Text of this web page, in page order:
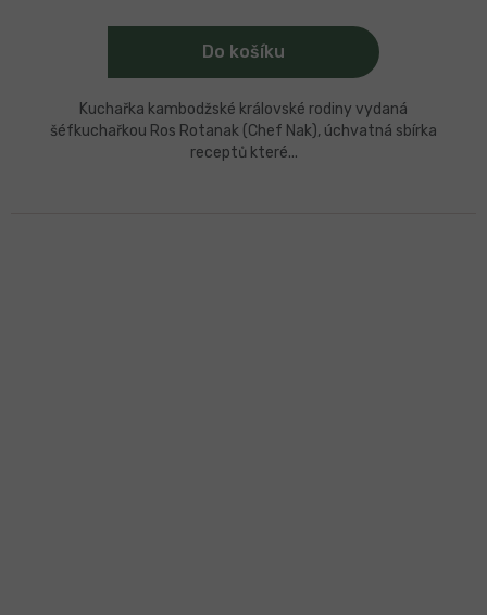
Do košíku
Kuchařka kambodžské královské rodiny vydaná
šéfkuchařkou Ros Rotanak (Chef Nak), úchvatná sbírka
receptů které...